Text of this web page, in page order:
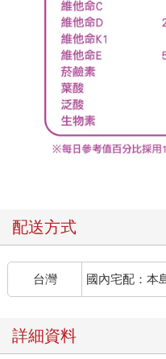
配送方式
台灣 國內宅配：本
詳細資料